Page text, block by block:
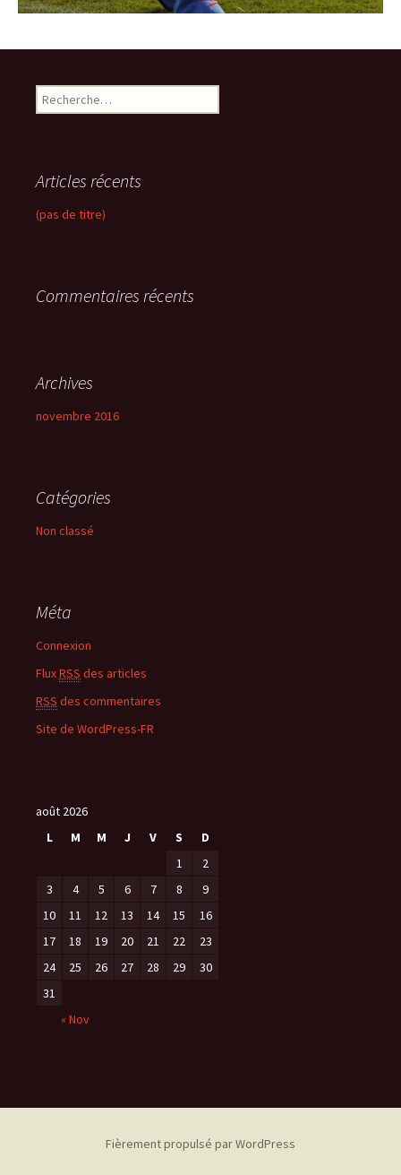
R
e
r
c
h
:
Articles récents
(pas de titre)
Commentaires récents
Archives
novembre 2016
Catégories
Non classé
Méta
Connexion
FluxRSS des articles
RSS des commentaires
Site de WordPress-FR
août 2026
L
M M J V S D
« Nov
1
2
3
4 5 6 7 8
9
10
11 12 13 14 15
16
17
18 19 20 21 22
23
24
25 26 27 28 29
30
31
Fièrement propulsé par WordPress